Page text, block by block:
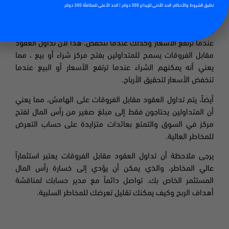
علاوة على ذلك، يمكن لمتداولي العقود مقابل الفروقات الربح
عندما ترتفع الأسعار وكذلك عندما تنخفض. هذا لأن تداول العقود
مقابل الفروقات يسمح للمتداولين بفتح مركز شراء أو بيع ، مما
يعني أنه يمكنهم الشراء عندما ترتفع الأسعار أو البيع عندما
تنخفض الأسعار لتحقيق الأرباح.
أيضاً، يتم تداول العقود مقابل الفروقات على الهامش، مما يعني
أن المتداولين يحتاجون فقط إلى مبلغ صغير من رأس المال لفتح
مركز في السوق والتمتع بعائدات متزايدة على حساب التعرض
للمخاطر العالية.
يرجى ملاحظة أن تداول العقود مقابل الفروقات يعتبر استثماراً
عالي المخاطر، والذي يمكن أن يؤدي إلى خسارة رأس المال
المستثمر الخاص بك. تواصل دائماً مع مدير حسابك لمناقشة
أهداف الربح وكيف يمكنك تقليل تعرضك للمخاطر السلبية.
تطبق الشروط والأحكام: الحد الأدنى للإيداع 300 دولار | الحد الأعلى للمكافأة 300 دولار